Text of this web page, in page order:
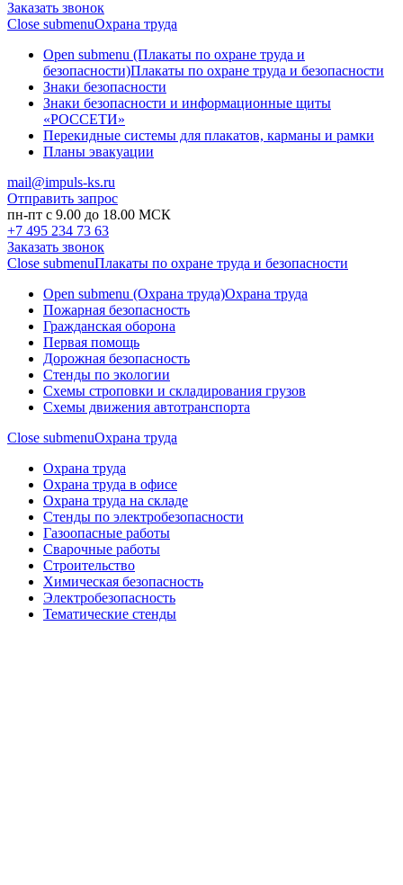
Заказать звонок
Close submenuОхрана труда
Open submenu (Плакаты по охране труда и
безопасности)Плакаты по охране труда и безопасности
Знаки безопасности
Знаки безопасности и информационные щиты
«РОССЕТИ»
Перекидные системы для плакатов, карманы и рамки
Планы эвакуации
mail@impuls-ks.ru
Отправить запрос
пн-пт с 9.00 до 18.00 МСК
+7 495 234 73 63
Заказать звонок
Close submenuПлакаты по охране труда и безопасности
Open submenu (Охрана труда)Охрана труда
Пожарная безопасность
Гражданская оборона
Первая помощь
Дорожная безопасность
Стенды по экологии
Схемы строповки и складирования грузов
Схемы движения автотранспорта
Close submenuОхрана труда
Охрана труда
Охрана труда в офисе
Охрана труда на складе
Стенды по электробезопасности
Газоопасные работы
Сварочные работы
Строительство
Химическая безопасность
Электробезопасность
Тематические стенды